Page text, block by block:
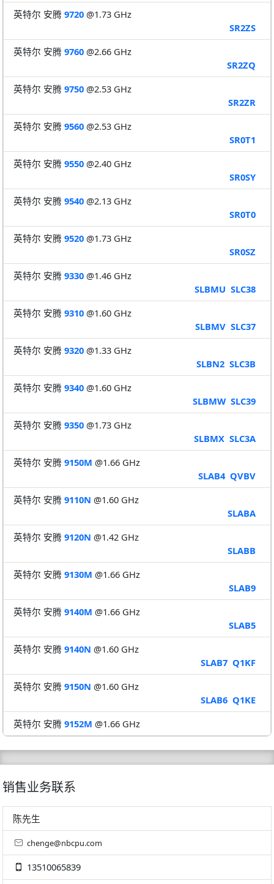
英特尔 安腾9720 @1.73 GHz
SR2ZS
英特尔 安腾9760 @2.66 GHz
SR2ZQ
英特尔 安腾9750 @2.53 GHz
SR2ZR
英特尔 安腾9560 @2.53 GHz
SR0T1
英特尔 安腾9550 @2.40 GHz
SR0SY
英特尔 安腾9540 @2.13 GHz
SR0T0
英特尔 安腾9520 @1.73 GHz
SR0SZ
英特尔 安腾9330 @1.46 GHz
SLBMU SLC38
英特尔 安腾9310 @1.60 GHz
SLBMV SLC37
英特尔 安腾9320 @1.33 GHz
SLBN2 SLC3B
英特尔 安腾9340 @1.60 GHz
SLBMW SLC39
英特尔 安腾9350 @1.73 GHz
SLBMX SLC3A
英特尔 安腾9150M @1.66 GHz
SLAB4 QVBV
英特尔 安腾9110N @1.60 GHz
SLABA
英特尔 安腾9120N @1.42 GHz
SLABB
英特尔 安腾9130M @1.66 GHz
SLAB9
英特尔 安腾9140M @1.66 GHz
SLAB5
英特尔 安腾9140N @1.60 GHz
SLAB7 Q1KF
英特尔 安腾9150N @1.60 GHz
SLAB6 Q1KE
英特尔 安腾9152M @1.66 GHz
销售业务联系
陈先生
chenge@nbcpu.com
13510065839